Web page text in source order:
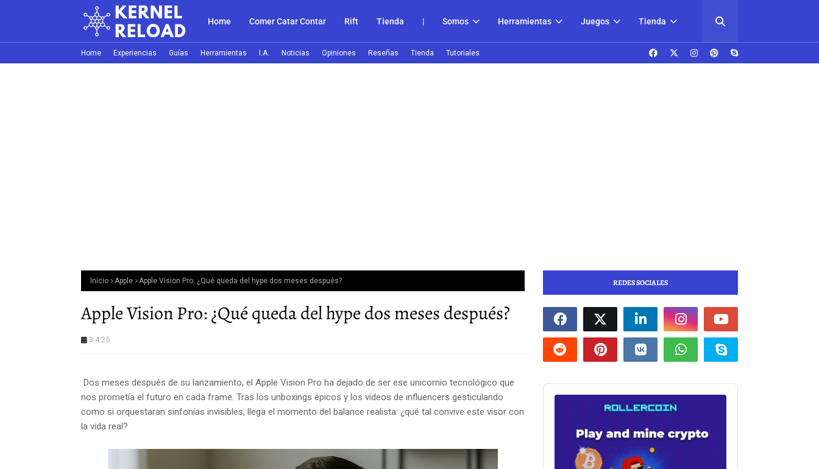
Home Comer Catar Contar Rift Tienda | Somos Herramientas Juegos Tienda
Home Experiencias Guías Herramientas I.A. Noticias Opiniones Reseñas Tienda Tutoriales
Inicio Apple Apple Vision Pro: ¿Qué queda del hype dos meses después?
Apple Vision Pro: ¿Qué queda del hype dos meses después?
3.4.25
Dos meses después de su lanzamiento, el Apple Vision Pro ha dejado de ser ese unicornio tecnológico que
nos prometía el futuro en cada frame. Tras los unboxings épicos y los vídeos de influencers gesticulando
como si orquestaran sinfonías invisibles, llega el momento del balance realista: ¿qué tal convive este visor con
la vida real?
REDES SOCIALES